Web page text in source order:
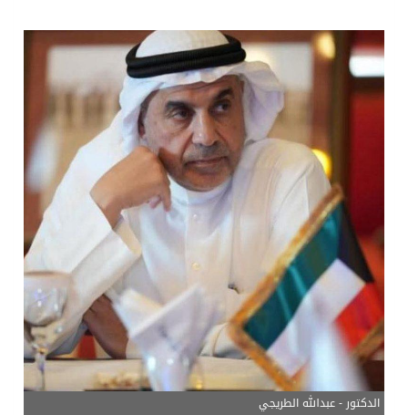
مفتى جمهورية مصر العربية الوعي الديني الصحيح يصوغ شخصيةً قياديةً متوازنةً تجمع بين العلم والأخلاق والعمل
نادي سباقات الخيل يوقّع اتفاقية رعاية مع تطبيق ميدان
الدكتور - عبدالله الطريجي